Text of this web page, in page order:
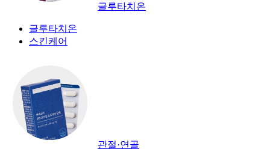
글루타치온
글루타치온
스킨케어
관절·연골